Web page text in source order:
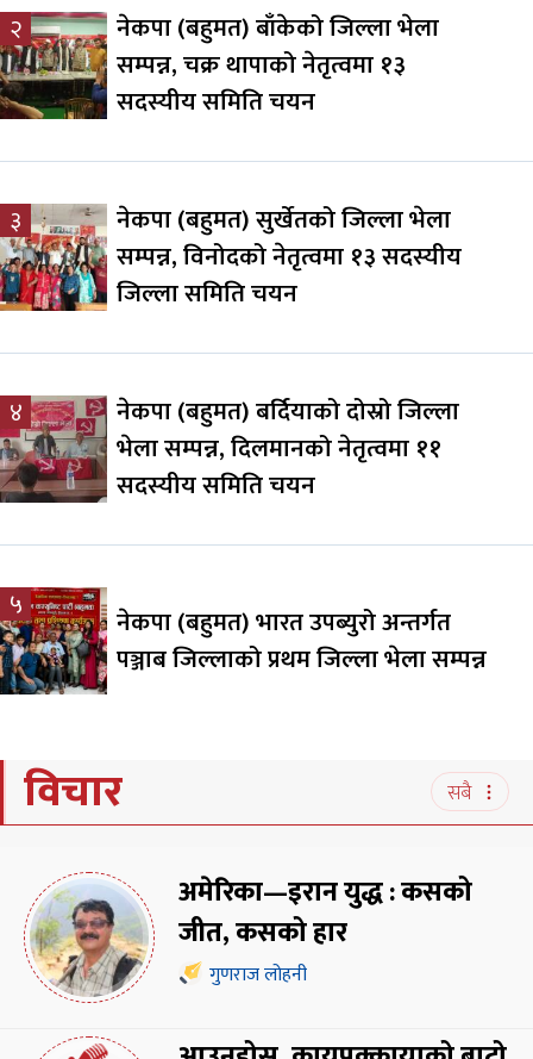
२
नेकपा (बहुमत) बाँकेको जिल्ला भेला
सम्पन्न, चक्र थापाको नेतृत्वमा १३
सदस्यीय समिति चयन
३
नेकपा (बहुमत) सुर्खेतको जिल्ला भेला
सम्पन्न, विनोदको नेतृत्वमा १३ सदस्यीय
जिल्ला समिति चयन
४
नेकपा (बहुमत) बर्दियाको दोस्रो जिल्ला
भेला सम्पन्न, दिलमानको नेतृत्वमा ११
सदस्यीय समिति चयन
५
नेकपा (बहुमत) भारत उपब्युरो अन्तर्गत
पञ्जाब जिल्लाको प्रथम जिल्ला भेला सम्पन्न
विचार सबै
अमेरिका—इरान युद्ध : कसको
जीत, कसको हार
गुणराज लोहनी